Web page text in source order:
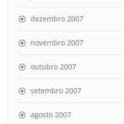
dezembro 2007
novembro 2007
outubro 2007
setembro 2007
agosto 2007